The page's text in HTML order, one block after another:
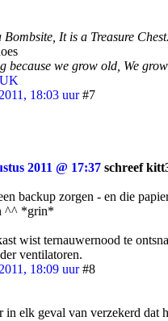
Bombsite, It is a Treasure
because we grow old, We
18:03 uur #7
2011 @ 17:37 schreef
backup zorgen - en die
^^ *grin*
wist ternauwernood te
ventilatoren.
18:09 uur #8
in elk geval van verzekerd dat